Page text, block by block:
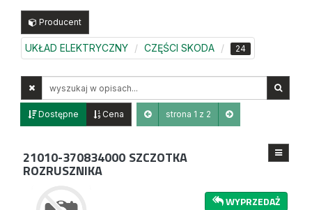
Producent
UKŁAD ELEKTRYCZNY CZĘŚCI SKODA 24
opisach
Dostępne Cena strona 1 z 2
21010-370834000 SZCZOTKA
ROZRUSZNIKA
WYPRZEDAŻ